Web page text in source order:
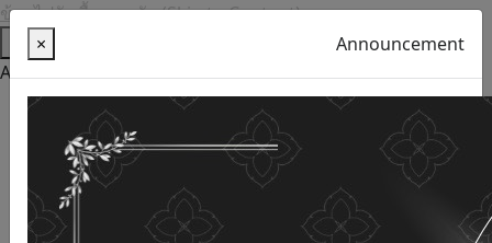
ข้ามไปยังเนื้อหาหลัก (Skip to Content)
Help
Accessibility Tools
Thai language
English
Increase the font size
Reduce font size
Normal font size
High Definition
× Announcement